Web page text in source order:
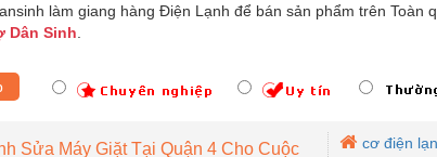
làm giang hàng Điện Lạnh để bán sản phẩm trên
Dân Sinh
Sửa Máy Giặt Tại Quận 4 Cho Cuộc
cơ điện